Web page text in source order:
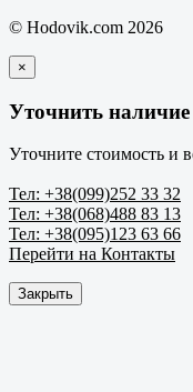
© Hodovik.com 2026
×
Уточнить наличие
Уточните стоимость и
Тел: +38(099)252 33 32
Тел: +38(068)488 83 13
Тел: +38(095)123 63 66
Перейти на Контакты
Закрыть